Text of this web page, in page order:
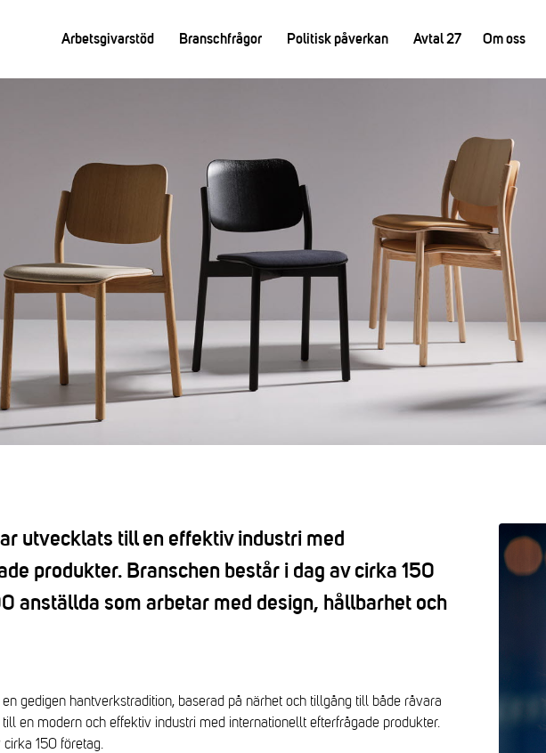
Arbetsgivarstöd Branschfrågor Politisk påverkan Avtal 27 Om oss
utvecklats till en effektiv industri med
produkter. Branschen består i dag av cirka 150
anställda som arbetar med design, hållbarhet och
gedigen hantverkstradition, baserad på närhet och tillgång till både råvara
en modern och effektiv industri med internationellt efterfrågade produkter.
150 företag.